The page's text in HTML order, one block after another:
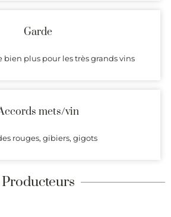
Garde
bien plus pour les très grands vins
mets/vin
rouges, gibiers, gigots
Producteurs